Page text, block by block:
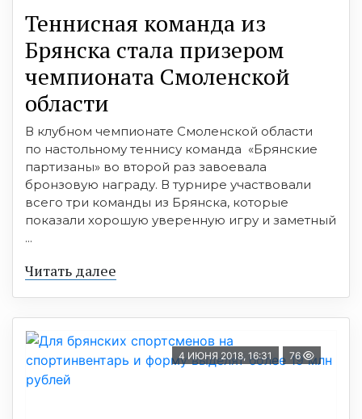
Теннисная команда из
Брянска стала призером
чемпионата Смоленской
области
В клубном чемпионате Смоленской области
по настольному теннису команда «Брянские
партизаны» во второй раз завоевала
бронзовую награду. В турнире участвовали
всего три команды из Брянска, которые
показали хорошую уверенную игру и заметный
...
Читать далее
4 ИЮНЯ 2018, 16:31 76